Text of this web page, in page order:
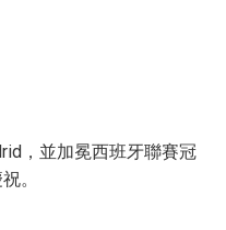
，並加冕西班牙聯賽冠
。